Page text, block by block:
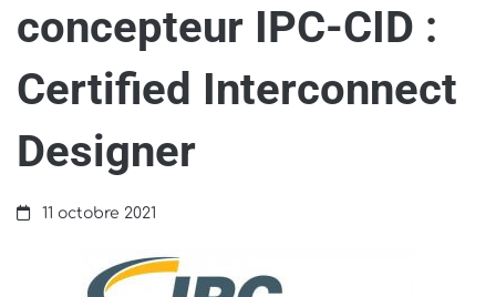
CID
:
Certified
Interconnect
Designer
concepteur IPC-CID :
Certified Interconnect
Designer
11 octobre 2021